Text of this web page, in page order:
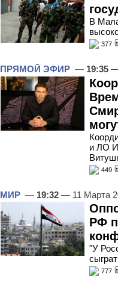
В
377
ПРЯМОЙ ЭФИР — 19:35 —
и ЛО
449
МИР — 19:32 — 11 Марта
РФ
"У
777